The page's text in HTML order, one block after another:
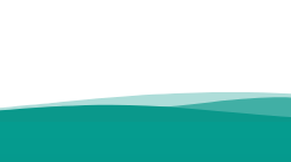
КЛАСС ЗАЩИТЫ, IP 67